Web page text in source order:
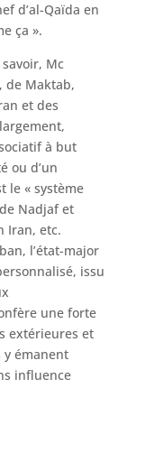
d’al-Qaïda en
ça ».
Mc
de Maktab,
et des
à but
ou d’un
le « système
Nadjaf et
Iran, etc.
l’état-major
issu
une forte
extérieures et
y émanent
influence